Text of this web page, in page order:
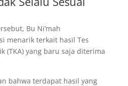
Bu Ni’mah
menarik terkait hasil Tes
(TKA) yang baru saja diterima
bahwa terdapat hasil yang